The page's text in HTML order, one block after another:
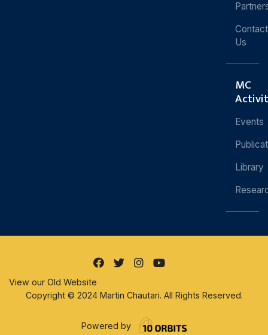
Contact
Us
MC
Events
Library
View our Old Website
Copyright © 2024 Martin Chautari. All Rights Reserved.
Powered by